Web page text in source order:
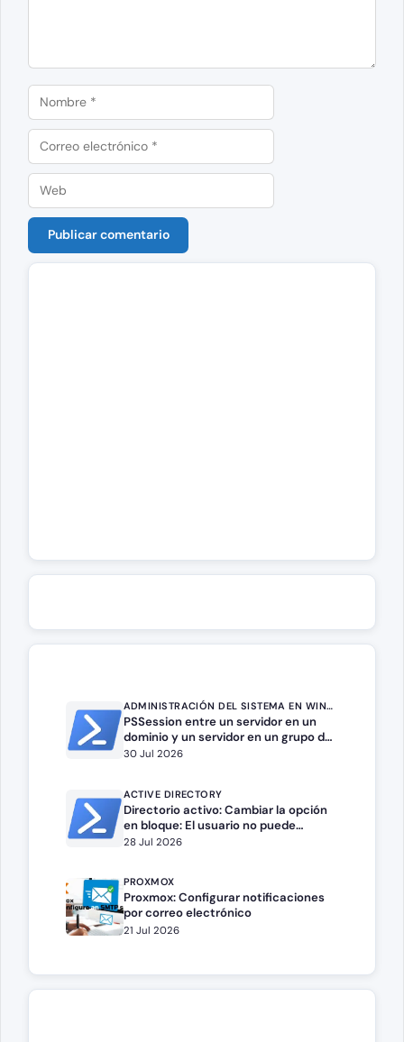
Nombre
Correo
electrónico
Web
ADMINISTRACIÓN DEL SISTEMA EN WINDOWS SERVER
PSSession entre un servidor en un
dominio y un servidor en un grupo de
trabajo.
30 Jul 2026
ACTIVE DIRECTORY
Directorio activo: Cambiar la opción
en bloque: El usuario no puede
cambiar la contraseña
28 Jul 2026
PROXMOX
Proxmox: Configurar notificaciones
por correo electrónico
21 Jul 2026